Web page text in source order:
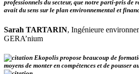
professionnels du secteur, que notre parti-pris de
avait du sens sur le plan environnemental et
Sarah TARTARIN, Ingénieure
GERA’nium
Ekopolis propose beaucoup de
moyens de monter en compétences et de pousser